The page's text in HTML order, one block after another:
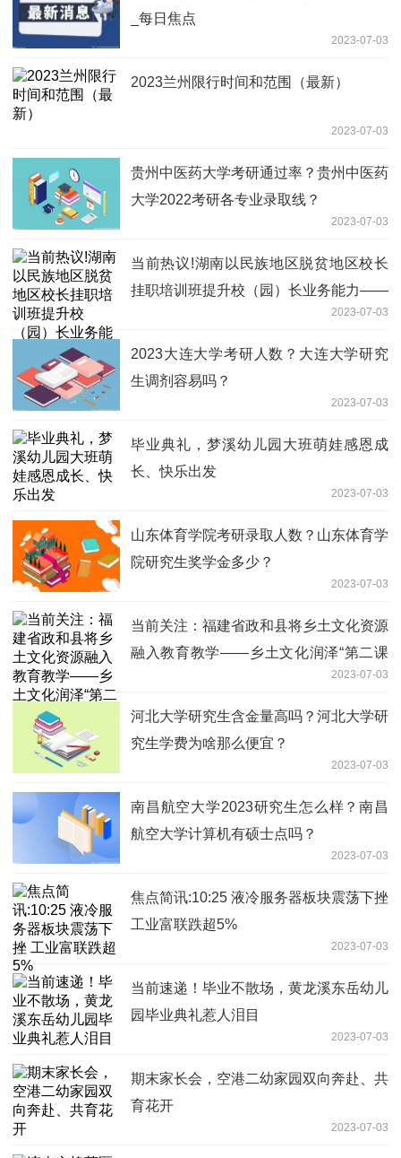
_每日焦点
2023-07-03
2023兰州限行时间和范围（最新）
2023-07-03
贵州中医药大学考研通过率？贵州中医药
大学2022考研各专业录取线？
2023-07-03
当前热议!湖南以民族地区脱贫地区校长
挂职培训班提升校（园）长业务能力——
2023-07-03
2023大连大学考研人数？大连大学研究
生调剂容易吗？
2023-07-03
毕业典礼，梦溪幼儿园大班萌娃感恩成
长、快乐出发
2023-07-03
山东体育学院考研录取人数？山东体育学
院研究生奖学金多少？
2023-07-03
当前关注：福建省政和县将乡土文化资源
融入教育教学——乡土文化润泽“第二课
2023-07-03
河北大学研究生含金量高吗？河北大学研
究生学费为啥那么便宜？
2023-07-03
南昌航空大学2023研究生怎么样？南昌
航空大学计算机有硕士点吗？
2023-07-03
焦点简讯:10:25 液冷服务器板块震荡下挫
工业富联跌超5%
2023-07-03
当前速递！毕业不散场，黄龙溪东岳幼儿
园毕业典礼惹人泪目
2023-07-03
期末家长会，空港二幼家园双向奔赴、共
育花开
2023-07-03